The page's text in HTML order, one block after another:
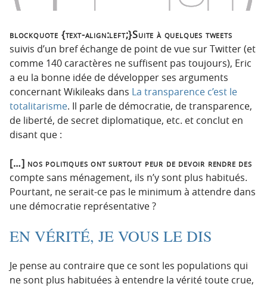
n
c
i
p
a
l
e
u
blockquote {text-align:left;}Suite à quelques tweets
suivis d’un bref échange de point de vue sur Twitter (et
comme 140 caractères ne suffisent pas toujours), Eric
a eu la bonne idée de développer ses arguments
concernant Wikileaks dans La transparence c’est le
totalitarisme. Il parle de démocratie, de transparence,
de liberté, de secret diplomatique, etc. et conclut en
disant que :
[…] nos politiques ont surtout peur de devoir rendre des
compte sans ménagement, ils n’y sont plus habitués.
Pourtant, ne serait-ce pas le minimum à attendre dans
une démocratie représentative ?
EN VÉRITÉ, JE VOUS LE DIS
Je pense au contraire que ce sont les populations qui
ne sont plus habituées à entendre la vérité toute crue,